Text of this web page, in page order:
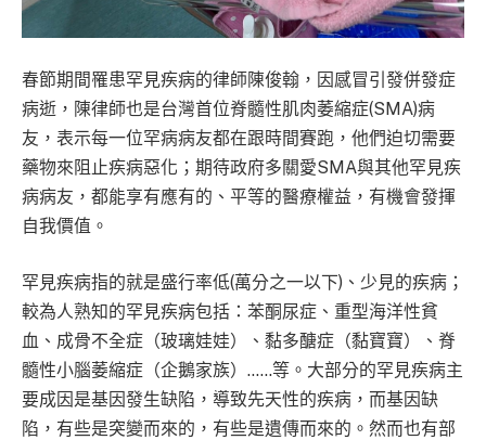
春節期間罹患罕見疾病的律師陳俊翰，因感冒引發併發症
病逝，陳律師也是台灣首位脊髓性肌肉萎縮症(SMA)病
友，表示每一位罕病病友都在跟時間賽跑，他們迫切需要
藥物來阻止疾病惡化；期待政府多關愛SMA與其他罕見疾
病病友，都能享有應有的、平等的醫療權益，有機會發揮
自我價值。
罕見疾病指的就是盛行率低(萬分之一以下)、少見的疾病；
較為人熟知的罕見疾病包括：苯酮尿症、重型海洋性貧
血、成骨不全症（玻璃娃娃）、黏多醣症（黏寶寶）、脊
髓性小腦萎縮症（企鵝家族）……等。大部分的罕見疾病主
要成因是基因發生缺陷，導致先天性的疾病，而基因缺
陷，有些是突變而來的，有些是遺傳而來的。然而也有部